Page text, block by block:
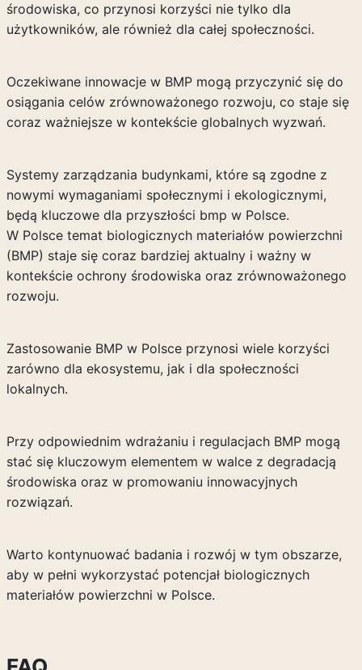
środowiska, co przynosi korzyści nie tylko dla
użytkowników, ale również dla całej społeczności.
Oczekiwane innowacje w BMP mogą przyczynić się do
osiągania celów zrównoważonego rozwoju, co staje się
coraz ważniejsze w kontekście globalnych wyzwań.
Systemy zarządzania budynkami, które są zgodne z
nowymi wymaganiami społecznymi i ekologicznymi,
będą kluczowe dla przyszłości bmp w Polsce.
W Polsce temat biologicznych materiałów powierzchni
(BMP) staje się coraz bardziej aktualny i ważny w
kontekście ochrony środowiska oraz zrównoważonego
rozwoju.
Zastosowanie BMP w Polsce przynosi wiele korzyści
zarówno dla ekosystemu, jak i dla społeczności
lokalnych.
Przy odpowiednim wdrażaniu i regulacjach BMP mogą
stać się kluczowym elementem w walce z degradacją
środowiska oraz w promowaniu innowacyjnych
rozwiązań.
Warto kontynuować badania i rozwój w tym obszarze,
aby w pełni wykorzystać potencjał biologicznych
materiałów powierzchni w Polsce.